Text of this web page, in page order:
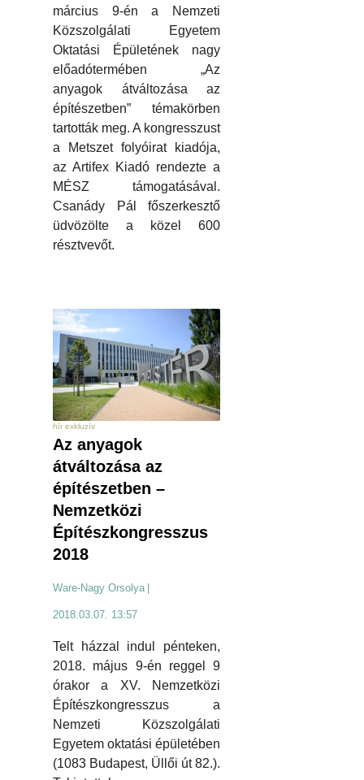
március 9-én a Nemzeti
Közszolgálati Egyetem
Oktatási Épületének nagy
előadótermében „Az
anyagok átváltozása az
építészetben” témakörben
tartották meg. A kongresszust
a Metszet folyóirat kiadója,
az Artifex Kiadó rendezte a
MÉSZ támogatásával.
Csanády Pál főszerkesztő
üdvözölte a közel 600
résztvevőt.
hír exkluzív
Az anyagok
átváltozása az
építészetben –
Nemzetközi
Építészkongresszus
2018
Ware-Nagy Orsolya |
2018.03.07. 13:57
Telt házzal indul pénteken,
2018. május 9-én reggel 9
órakor a XV. Nemzetközi
Építészkongresszus a
Nemzeti Közszolgálati
Egyetem oktatási épületében
(1083 Budapest, Üllői út 82.).